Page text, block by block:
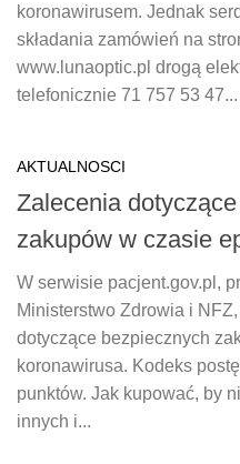
koronawirusem. Jednak
składania zamówień na
www.lunaoptic.pl drogą
telefonicznie 71 757 53 47...
AKTUALNOSCI
Zalecenia
zakupów w czasie
W serwisie pacjent.gov.pl,
Ministerstwo Zdrowia i
dotyczące bezpiecznych
koronawirusa. Kodeks
punktów. Jak kupować, by
innych i...